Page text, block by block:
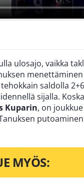
ulosajo, vaikka
saldolla
sijalla.
Kuparin, on
MYÖS: